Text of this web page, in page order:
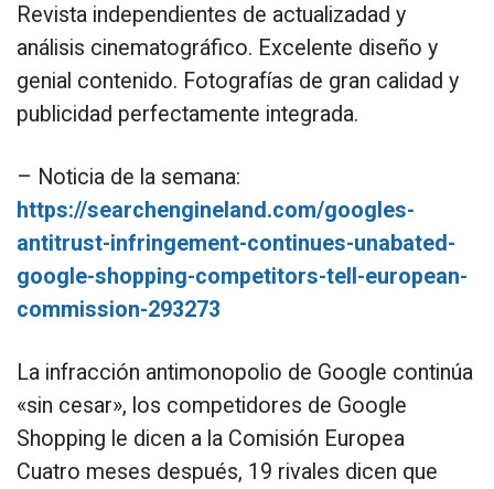
Revista independientes de actualizadad y
análisis cinematográfico. Excelente diseño y
genial contenido. Fotografías de gran calidad y
publicidad perfectamente integrada.
– Noticia de la semana:
https://searchengineland.com/googles-
antitrust-infringement-continues-unabated-
google-shopping-competitors-tell-european-
commission-293273
La infracción antimonopolio de Google continúa
«sin cesar», los competidores de Google
Shopping le dicen a la Comisión Europea
Cuatro meses después, 19 rivales dicen que